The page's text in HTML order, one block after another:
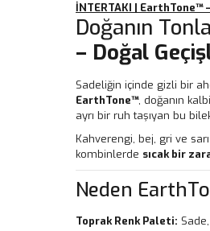
İNTERTAKI | EarthTone™
Doğanın
– Doğal
Sadeliğin içinde gizli bir
EarthTone™, doğanın
ayrı bir ruh taşıyan bu
Kahverengi, bej, gri ve
kombinlerde sıcak bir
Neden
Toprak Renk Paleti: